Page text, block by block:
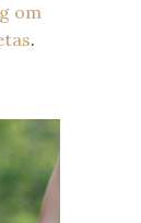
om
.